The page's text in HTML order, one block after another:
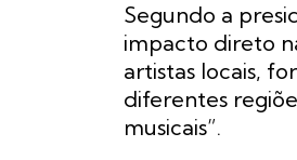
Segundo a
impacto direto
artistas locais,
diferentes
musicais”.